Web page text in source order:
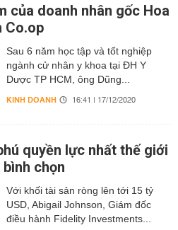
của doanh nhân gốc Hoa
Co.op
Sau 6 năm học tập và tốt nghiệp
ngành cử nhân y khoa tại ĐH Y
Dược TP HCM, ông Dũng...
KINH DOANH 16:41 | 17/12/2020
quyền lực nhất thế giới
chọn
Với khối tài sản ròng lên tới 15 tỷ
USD, Abigail Johnson, Giám đốc
điều hành Fidelity Investments...